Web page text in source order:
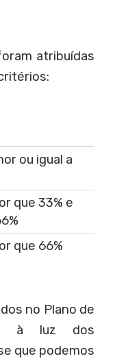
atribuídas
ou igual a
que 33% e
que 66%
no Plano de
à luz dos
que podemos